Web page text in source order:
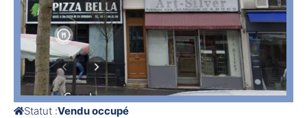
Statut :Vendu occupé